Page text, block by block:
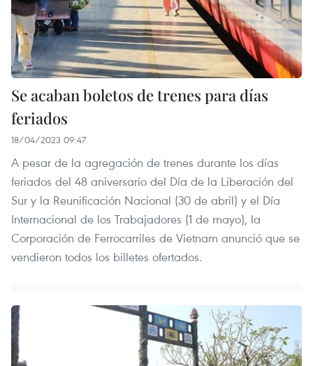
Se acaban boletos de trenes para días
feriados
18/04/2023 09:47
A pesar de la agregación de trenes durante los días
feriados del 48 aniversario del Día de la Liberación del
Sur y la Reunificación Nacional (30 de abril) y el Día
Internacional de los Trabajadores (1 de mayo), la
Corporación de Ferrocarriles de Vietnam anunció que se
vendieron todos los billetes ofertados.